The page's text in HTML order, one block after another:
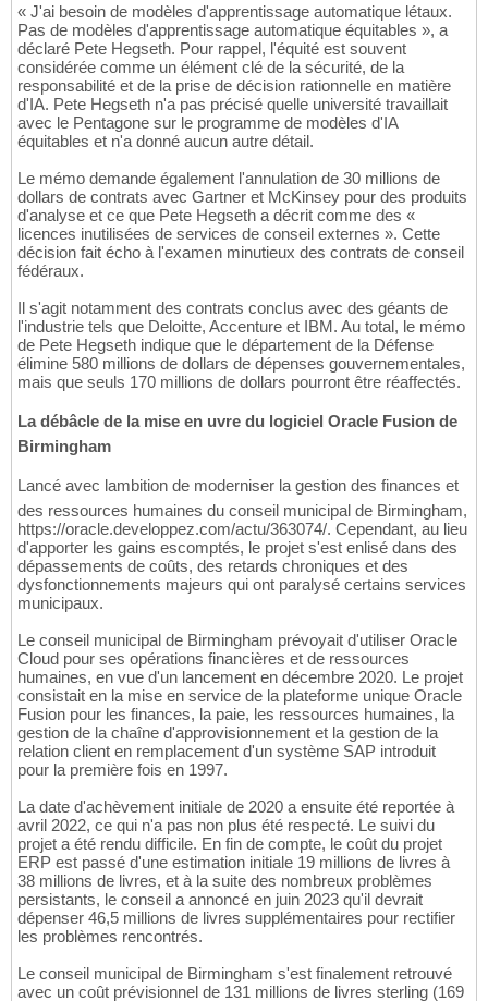
« J'ai besoin de modèles d'apprentissage automatique létaux.
Pas de modèles d'apprentissage automatique équitables », a
déclaré Pete Hegseth. Pour rappel, l'équité est souvent
considérée comme un élément clé de la sécurité, de la
responsabilité et de la prise de décision rationnelle en matière
d'IA. Pete Hegseth n'a pas précisé quelle université travaillait
avec le Pentagone sur le programme de modèles d'IA
équitables et n'a donné aucun autre détail.
Le mémo demande également l'annulation de 30 millions de
dollars de contrats avec Gartner et McKinsey pour des produits
d'analyse et ce que Pete Hegseth a décrit comme des «
licences inutilisées de services de conseil externes ». Cette
décision fait écho à l'examen minutieux des contrats de conseil
fédéraux.
Il s'agit notamment des contrats conclus avec des géants de
l'industrie tels que Deloitte, Accenture et IBM. Au total, le mémo
de Pete Hegseth indique que le département de la Défense
élimine 580 millions de dollars de dépenses gouvernementales,
mais que seuls 170 millions de dollars pourront être réaffectés.
La débâcle de la mise en uvre du logiciel Oracle Fusion de
Birmingham
Lancé avec lambition de moderniser la gestion des finances et
des ressources humaines du conseil municipal de Birmingham,
https://oracle.developpez.com/actu/363074/. Cependant, au lieu
d'apporter les gains escomptés, le projet s'est enlisé dans des
dépassements de coûts, des retards chroniques et des
dysfonctionnements majeurs qui ont paralysé certains services
municipaux.
Le conseil municipal de Birmingham prévoyait d'utiliser Oracle
Cloud pour ses opérations financières et de ressources
humaines, en vue d'un lancement en décembre 2020. Le projet
consistait en la mise en service de la plateforme unique Oracle
Fusion pour les finances, la paie, les ressources humaines, la
gestion de la chaîne d'approvisionnement et la gestion de la
relation client en remplacement d'un système SAP introduit
pour la première fois en 1997.
La date d'achèvement initiale de 2020 a ensuite été reportée à
avril 2022, ce qui n'a pas non plus été respecté. Le suivi du
projet a été rendu difficile. En fin de compte, le coût du projet
ERP est passé d'une estimation initiale 19 millions de livres à
38 millions de livres, et à la suite des nombreux problèmes
persistants, le conseil a annoncé en juin 2023 qu'il devrait
dépenser 46,5 millions de livres supplémentaires pour rectifier
les problèmes rencontrés.
Le conseil municipal de Birmingham s'est finalement retrouvé
avec un coût prévisionnel de 131 millions de livres sterling (169